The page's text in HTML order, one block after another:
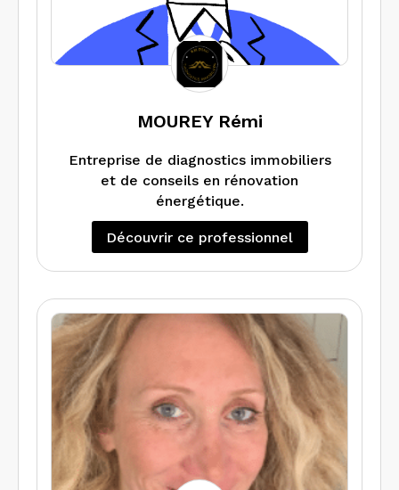
MOUREY Rémi
Entreprise de diagnostics immobiliers
et de conseils en rénovation
énergétique.
Découvrir ce professionnel